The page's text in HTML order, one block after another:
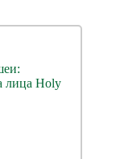
лица Holy